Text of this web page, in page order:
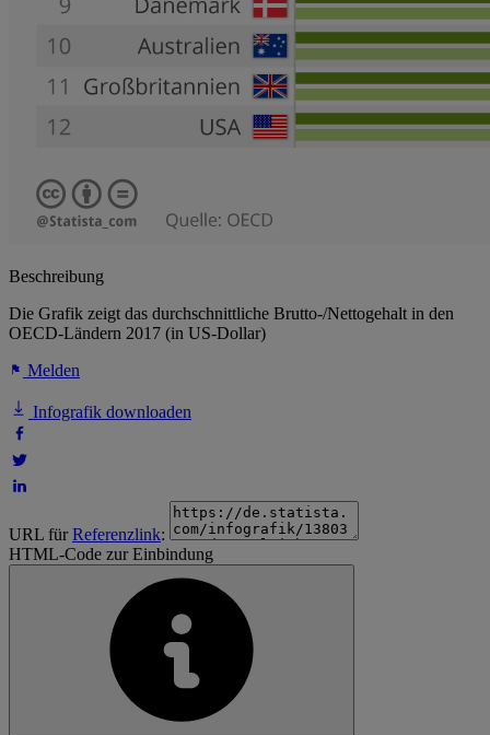
Beschreibung
Die Grafik zeigt das durchschnittliche Brutto-/Nettogehalt in den
OECD-Ländern 2017 (in US-Dollar)
Melden
Infografik downloaden
URL fürReferenzlink:
HTML-Code zur Einbindung